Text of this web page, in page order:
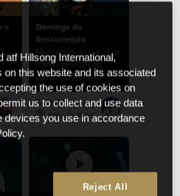
e
Domingo da
Ressurreição
Mensagem do dia 31 de
março de 2024 no
campus Zona Sul.
Rafael Bitencourt
Mar 31 2024
atf Hillsong International,
on this website and its associated
the use of cookies on
us to collect and use data
devices you use in accordance
Reject All